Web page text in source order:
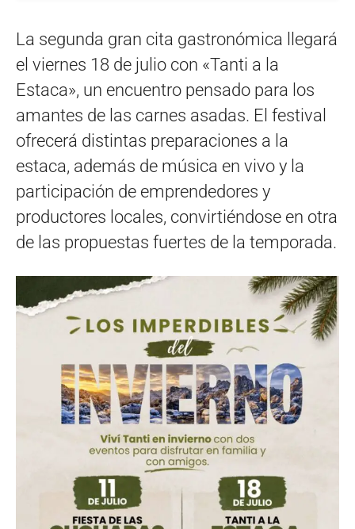
La segunda gran cita gastronómica llegará
el viernes 18 de julio con «Tanti a la
Estaca», un encuentro pensado para los
amantes de las carnes asadas. El festival
ofrecerá distintas preparaciones a la
estaca, además de música en vivo y la
participación de emprendedores y
productores locales, convirtiéndose en otra
de las propuestas fuertes de la temporada.